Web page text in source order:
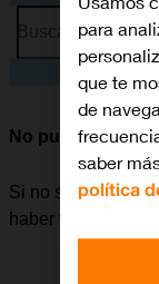
Busca por
No puedo recibir
Si no se pueden
haber varias
para
que te
de
saber
política